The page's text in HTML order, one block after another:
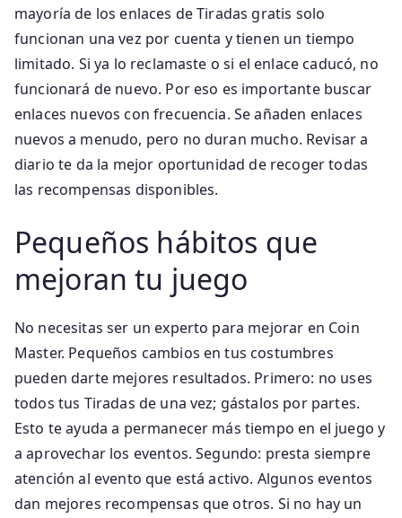
mayoría de los enlaces de Tiradas gratis solo
funcionan una vez por cuenta y tienen un tiempo
limitado. Si ya lo reclamaste o si el enlace caducó, no
funcionará de nuevo. Por eso es importante buscar
enlaces nuevos con frecuencia. Se añaden enlaces
nuevos a menudo, pero no duran mucho. Revisar a
diario te da la mejor oportunidad de recoger todas
las recompensas disponibles.
Pequeños hábitos que
mejoran tu juego
No necesitas ser un experto para mejorar en Coin
Master. Pequeños cambios en tus costumbres
pueden darte mejores resultados. Primero: no uses
todos tus Tiradas de una vez; gástalos por partes.
Esto te ayuda a permanecer más tiempo en el juego y
a aprovechar los eventos. Segundo: presta siempre
atención al evento que está activo. Algunos eventos
dan mejores recompensas que otros. Si no hay un